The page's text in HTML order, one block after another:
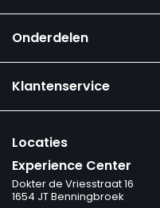
Onderdelen
Klantenservice
Locaties
Experience Center
Dokter de Vriesstraat 16
1654 JT Benningbroek